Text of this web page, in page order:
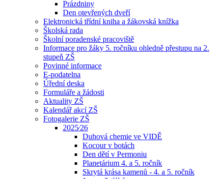
Prázdniny
Den otevřených dveří
Elektronická třídní kniha a žákovská knížka
Školská rada
Školní poradenské pracoviště
Informace pro žáky 5. ročníku ohledně přestupu na 2.
stupeň ZŠ
Povinné informace
E-podatelna
Úřední deska
Formuláře a žádosti
Aktuality ZŠ
Kalendář akcí ZŠ
Fotogalerie ZŠ
2025⁄26
Duhová chemie ve VIDĚ
Kocour v botách
Den dětí v Permoniu
Planetárium 4. a 5. ročník
Skrytá krása kamenů - 4. a 5. ročník